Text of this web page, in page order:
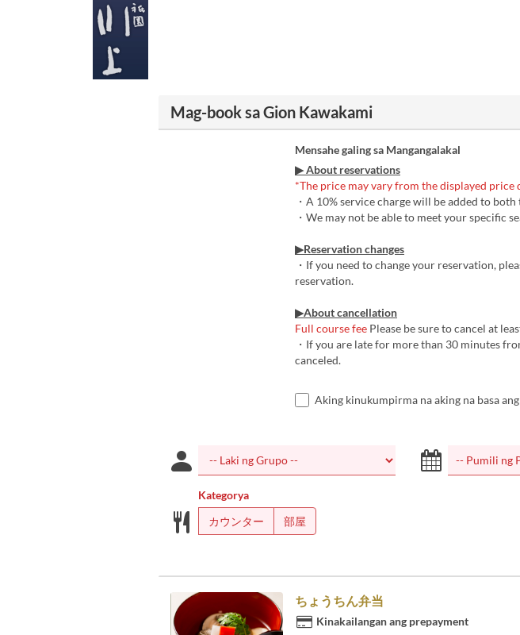
Mag-book sa Gion Kawakami
Mensahe galing sa Mangangalakal
▶ About reservations
*The price may vary from the displayed
・A 10% service charge will be added to
・We may not be able to meet your specific
▶Reservation changes
・If you need to change your reservation,
reservation.
▶About cancellation
Full course feePlease be sure to cancel at
・If you are late for more than 30 minutes
canceled.
Aking kinukumpirma na aking na basa
Kategorya
カウンター
部屋
ちょうちん弁当
Kinakailangan ang prepayment